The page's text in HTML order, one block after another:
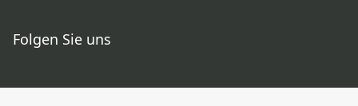
Folgen Sie uns